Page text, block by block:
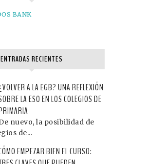
BANK
ENTRADAS RECIENTES
A LA EGB? UNA REFLEXIÓN
LA ESO EN LOS COLEGIOS DE
nuevo, la posibilidad de
de...
EMPEZAR BIEN EL CURSO: